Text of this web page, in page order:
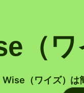
（
Wise（ワイズ）は